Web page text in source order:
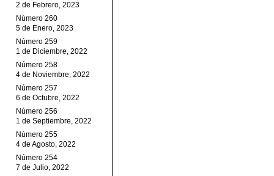
2 de Febrero, 2023
Número 260
5 de Enero, 2023
Número 259
1 de Diciembre, 2022
Número 258
4 de Noviembre, 2022
Número 257
6 de Octubre, 2022
Número 256
1 de Septiembre, 2022
Número 255
4 de Agosto, 2022
Número 254
7 de Julio, 2022